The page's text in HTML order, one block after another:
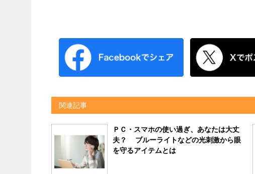
関連記事
ＰＣ・スマホの使い過ぎ、あなたは大丈
夫？ ブルーライトなどの光刺激から眼
を守るアイテムとは